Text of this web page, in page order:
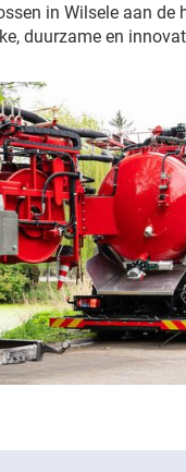
in Wilsele aan de
duurzame en